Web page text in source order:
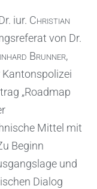
iur. Christian
von Dr.
Brunner,
„Roadmap
Mittel mit
Beginn
und
Dialog